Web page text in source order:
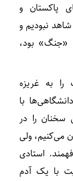
پاکستان و
نبودیم و
«جنگ» بود،
به غریزه
با
سخنان را در
می‌کنیم، ولی
استادی
با یک آدم